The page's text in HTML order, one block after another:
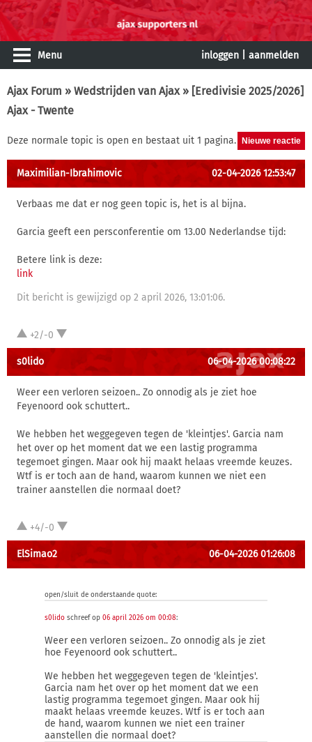
Menu inloggen aanmelden
Ajax Forum » Wedstrijden van Ajax» [Eredivisie 2025/2026]
Ajax - Twente
Deze normale topic is open en bestaat uit 1 pagina.
Maximilian-Ibrahimovic 02-04-2026 12:53:47
Verbaas me dat er nog geen topic is, het is al bijna.
Garcia geeft een persconferentie om 13.00 Nederlandse tijd:
Betere link is deze:
link
Dit bericht is gewijzigd op 2 april 2026, 13:01:06.
+2/-0
s0lido 06-04-2026 00:08:22
Weer een verloren seizoen.. Zo onnodig als je ziet hoe
Feyenoord ook schuttert..
We hebben het weggegeven tegen de 'kleintjes'. Garcia nam
het over op het moment dat we een lastig programma
tegemoet gingen. Maar ook hij maakt helaas vreemde keuzes.
Wtf is er toch aan de hand, waarom kunnen we niet een
trainer aanstellen die normaal doet?
+4/-0
ElSimao2 06-04-2026 01:26:08
open/sluit de onderstaande quote:
s0lido schreef op 06 april 2026 om 00:08:
Weer een verloren seizoen.. Zo onnodig als je ziet
hoe Feyenoord ook schuttert..
We hebben het weggegeven tegen de 'kleintjes'.
Garcia nam het over op het moment dat we een
lastig programma tegemoet gingen. Maar ook hij
maakt helaas vreemde keuzes. Wtf is er toch aan
de hand, waarom kunnen we niet een trainer
aanstellen die normaal doet?